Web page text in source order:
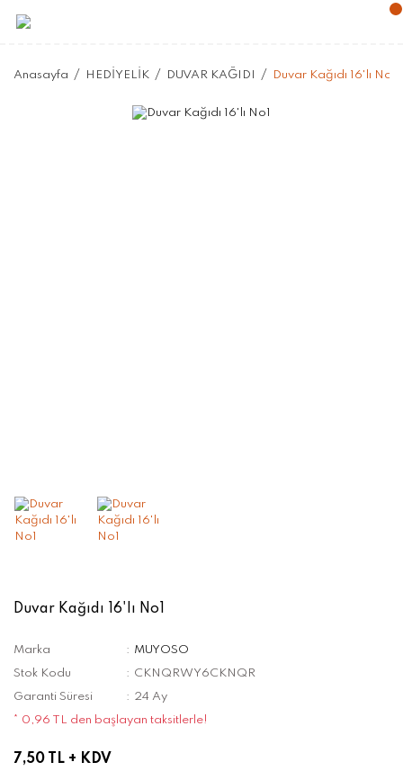
Anasayfa HEDİYELİK DUVAR KAĞIDI Duvar Kağıdı 16'lı No1
Duvar Kağıdı 16'lı No1
Marka
MUYOSO
Stok Kodu
CKNQRWY6CKNQR
Garanti Süresi
24 Ay
* 0,96 TL den başlayan taksitlerle!
7,50 TL + KDV